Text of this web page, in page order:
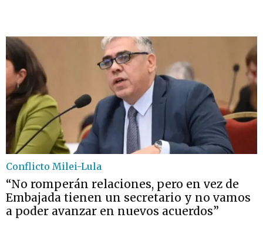
Conflicto Milei-Lula
“No romperán relaciones, pero en vez de
Embajada tienen un secretario y no vamos
a poder avanzar en nuevos acuerdos”